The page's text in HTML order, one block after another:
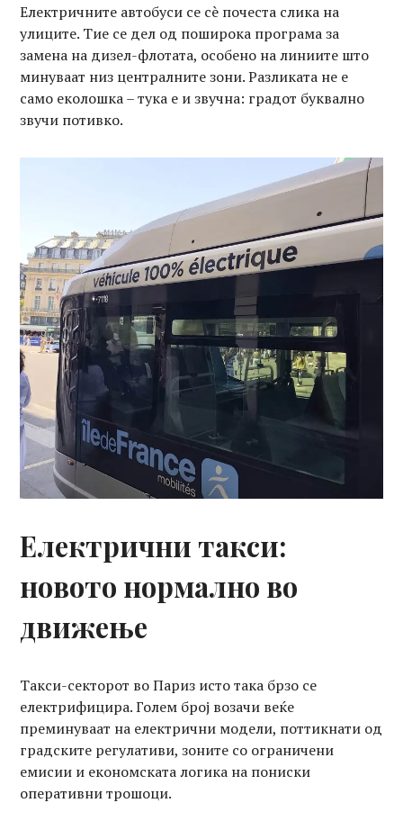
Електричните автобуси се сè почеста слика на
улиците. Тие се дел од поширока програма за
замена на дизел-флотата, особено на линиите што
минуваат низ централните зони. Разликата не е
само еколошка – тука е и звучна: градот буквално
звучи потивко.
Електрични такси:
новото нормално во
движење
Такси-секторот во Париз исто така брзо се
електрифицира. Голем број возачи веќе
преминуваат на електрични модели, поттикнати од
градските регулативи, зоните со ограничени
емисии и економската логика на пониски
оперативни трошоци.